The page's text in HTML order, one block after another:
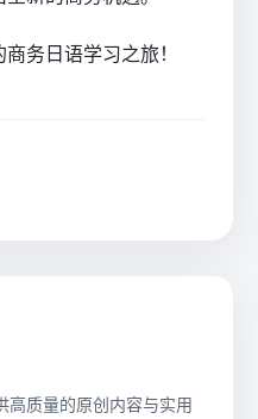
务日语学习之旅！
高质量的原创内容与实用